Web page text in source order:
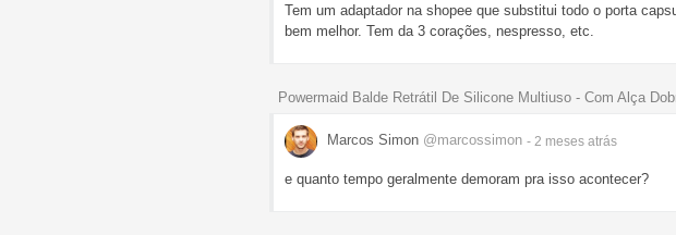
Tem um adaptador na shopee que substitui todo o porta
bem melhor. Tem da 3 corações, nespresso, etc.
Powermaid Balde Retrátil De Silicone Multiuso - Com Alça
Marcos Simon @marcossimon - 2 meses atrás
e quanto tempo geralmente demoram pra isso acontecer?